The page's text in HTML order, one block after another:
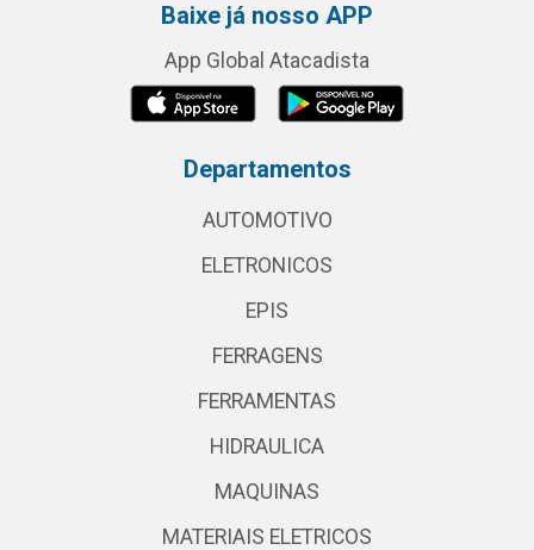
Baixe já nosso APP
App Global Atacadista
Departamentos
AUTOMOTIVO
ELETRONICOS
EPIS
FERRAGENS
FERRAMENTAS
HIDRAULICA
MAQUINAS
MATERIAIS ELETRICOS